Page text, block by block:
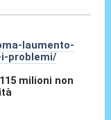
laumento-
problemi/
milioni non